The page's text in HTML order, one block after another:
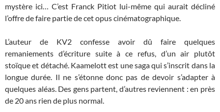
mystère ici… C’est Franck Pitiot lui-même qui aurait décliné
l’offre de faire partie de cet opus cinématographique.
L’auteur de KV2 confesse avoir dû faire quelques
remaniements d’écriture suite à ce refus, d’un air plutôt
stoïque et détaché. Kaamelott est une saga qui s’inscrit dans la
longue durée. Il ne s’étonne donc pas de devoir s’adapter à
quelques aléas. Des gens partent, d’autres reviennent : en près
de 20 ans rien de plus normal.